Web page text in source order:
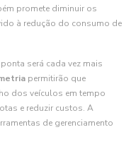
promete diminuir os
à redução do consumo de
será cada vez mais
permitirão que
dos veículos em tempo
e reduzir custos. A
de gerenciamento